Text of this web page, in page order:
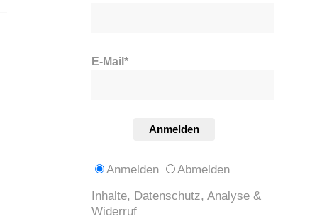
E-Mail*
Anmelden
Anmelden
Abmelden
Inhalte, Datenschutz, Analyse &
Widerruf